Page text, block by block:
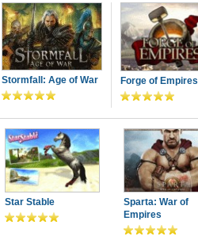
Stormfall: Age of War Forge of Empires
Star Stable
Sparta: War of
Empires